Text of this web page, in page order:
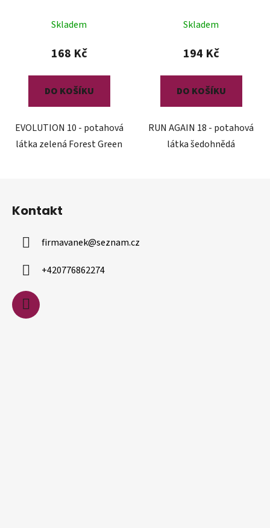
Skladem
168 Kč
DO KOŠÍKU
EVOLUTION 10 - potahová
látka zelená Forest Green
Skladem
194 Kč
DO KOŠÍKU
RUN AGAIN 18 - potahová
látka šedohnědá
Kontakt
firmavanek@seznam.cz
+420776862274